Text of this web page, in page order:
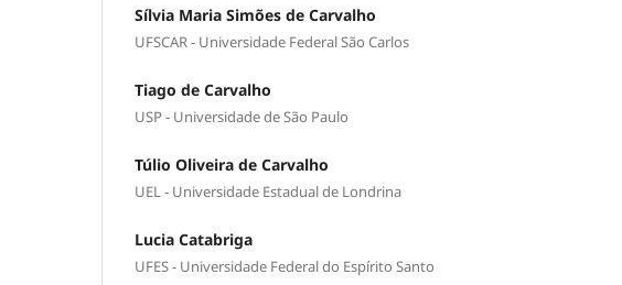
Sílvia Maria Simões de Carvalho
UFSCAR - Universidade Federal São Carlos
Tiago de Carvalho
USP - Universidade de São Paulo
Túlio Oliveira de Carvalho
UEL - Universidade Estadual de Londrina
Lucia Catabriga
UFES - Universidade Federal do Espírito Santo